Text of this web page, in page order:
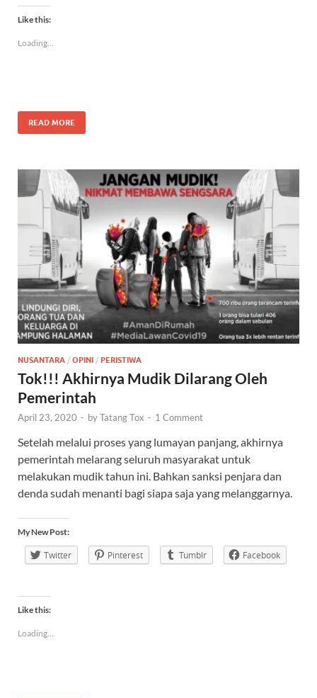
Like this:
Loading...
READ MORE
NUSANTARA / OPINI / PERISTIWA
Tok!!! Akhirnya Mudik Dilarang Oleh
Pemerintah
April 23, 2020 - byTatang Tox - 1 Comment
Setelah melalui proses yang lumayan panjang, akhirnya
pemerintah melarang seluruh masyarakat untuk
melakukan mudik tahun ini. Bahkan sanksi penjara dan
denda sudah menanti bagi siapa saja yang melanggarnya.
My New Post:
Twitter Pinterest Tumblr Facebook
Like this:
Loading...